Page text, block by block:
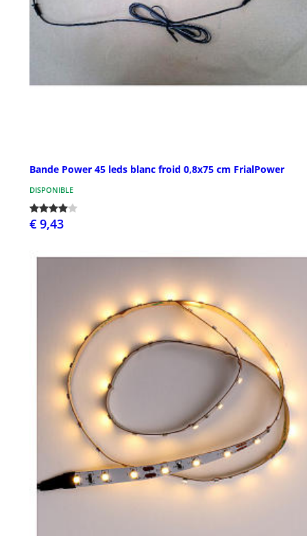
Bande Power 45 leds blanc froid 0,8x75 cm FrialPower
DISPONIBLE
€ 9,43